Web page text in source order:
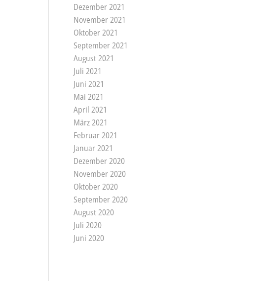
Dezember 2021
November 2021
Oktober 2021
September 2021
August 2021
Juli 2021
Juni 2021
Mai 2021
April 2021
März 2021
Februar 2021
Januar 2021
Dezember 2020
November 2020
Oktober 2020
September 2020
August 2020
Juli 2020
Juni 2020